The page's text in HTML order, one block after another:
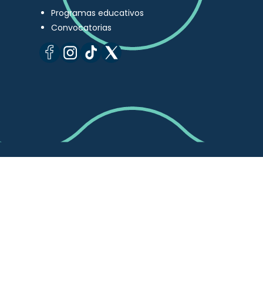
Programas educativos
Convocatorias